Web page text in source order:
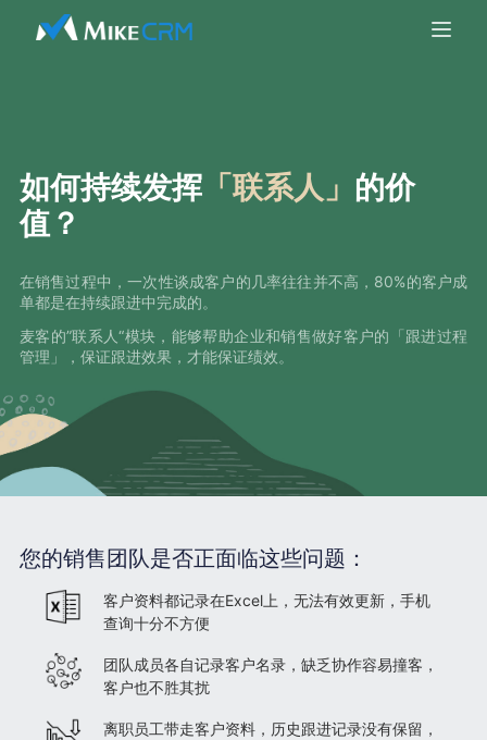
如何持续发挥「联系人」 的价
值？
在销售过程中，一次性谈成客户的几率往往并不高，80%的客户成
单都是在持续跟进中完成的。
麦客的”联系人“模块，能够帮助企业和销售做好客户的「跟进过程
管理」，保证跟进效果，才能保证绩效。
您的销售团队是否正面临这些问题：
客户资料都记录在Excel上，无法有效更新，手机
查询十分不方便
团队成员各自记录客户名录，缺乏协作容易撞客，
客户也不胜其扰
离职员工带走客户资料，历史跟进记录没有保留，